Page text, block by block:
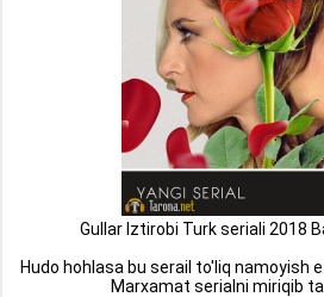
Gullar Iztirobi Turk seriali 2018
Hudo hohlasa bu serail to'liq namoyish
Marxamat serialni miriqib